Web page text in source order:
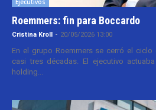
Roemmers: fin para Boccardo
Cristina Kroll - 20/05/2026 13:00
En el grupo Roemmers se cerró el
casi tres décadas. El ejecutivo
holding...